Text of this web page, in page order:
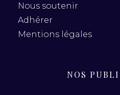
Nous soutenir
Adhérer
Mentions légales
NOS